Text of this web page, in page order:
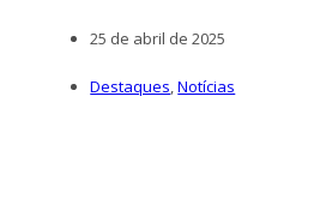
25 de abril de 2025
Destaques,Notícias